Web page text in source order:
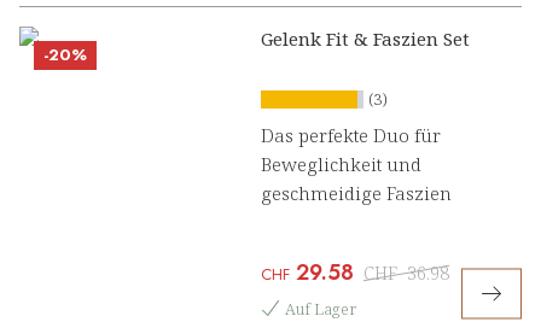
-20%
Gelenk Fit & Faszien Set
(3)
Das perfekte Duo für
Beweglichkeit und
geschmeidige Faszien
CHF 29.58 CHF 36.98
Auf Lager